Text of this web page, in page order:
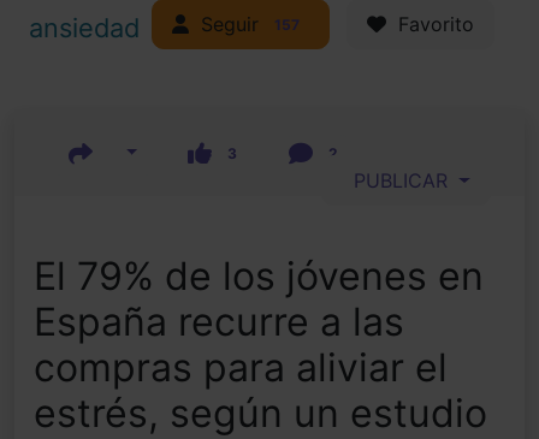
ansiedad
Seguir 157 Favorito
3 2
PUBLICAR
El 79% de los jóvenes en
España recurre a las
compras para aliviar el
estrés, según un estudio